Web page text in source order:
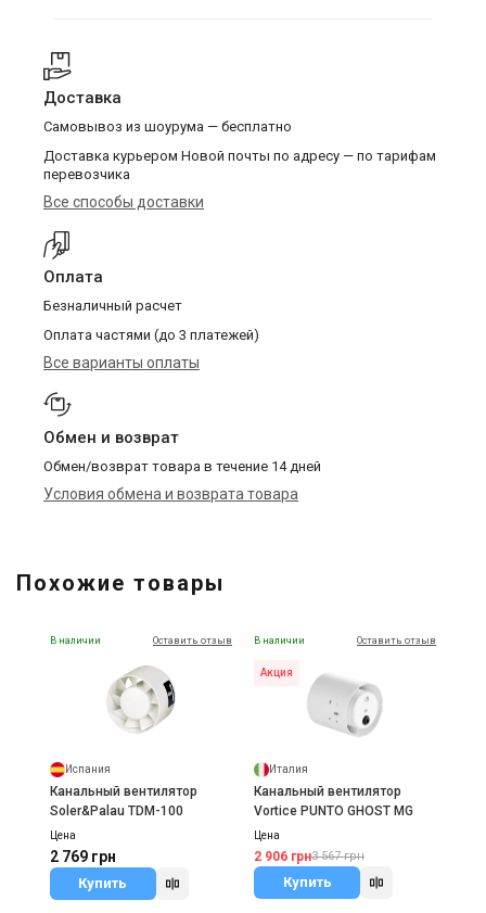
Доставка
Самовывоз из шоурума — бесплатно
Доставка курьером Новой почты по адресу — по тарифам
перевозчика
Все способы доставки
Оплата
Безналичный расчет
Оплата частями (до 3 платежей)
Все варианты оплаты
Обмен и возврат
Обмен/возврат товара в течение 14 дней
Условия обмена и возврата товара
Похожие товары
В наличии Оставить отзыв
Испания
Канальный вентилятор
Soler&Palau TDM-100
Цена
2 769 грн
Купить
В наличии Оставить отзыв
Акция
Италия
Канальный вентилятор
Vortice PUNTO GHOST MG
Цена
2 906 грн3 567 грн
Купить